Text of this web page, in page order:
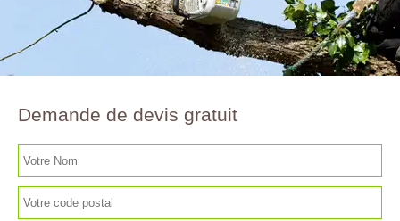
Demande de devis gratuit